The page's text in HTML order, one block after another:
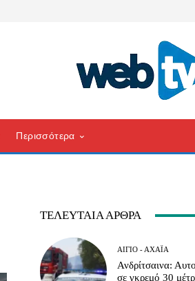
Περισσότερα
ΤΕΛΕΥΤΑΊΑ ΆΡΘΡΑ
ΑΊΓΙΟ - ΑΧΑΪ́Α
Ανδρίτσαινα:
σε γκρεμό 30